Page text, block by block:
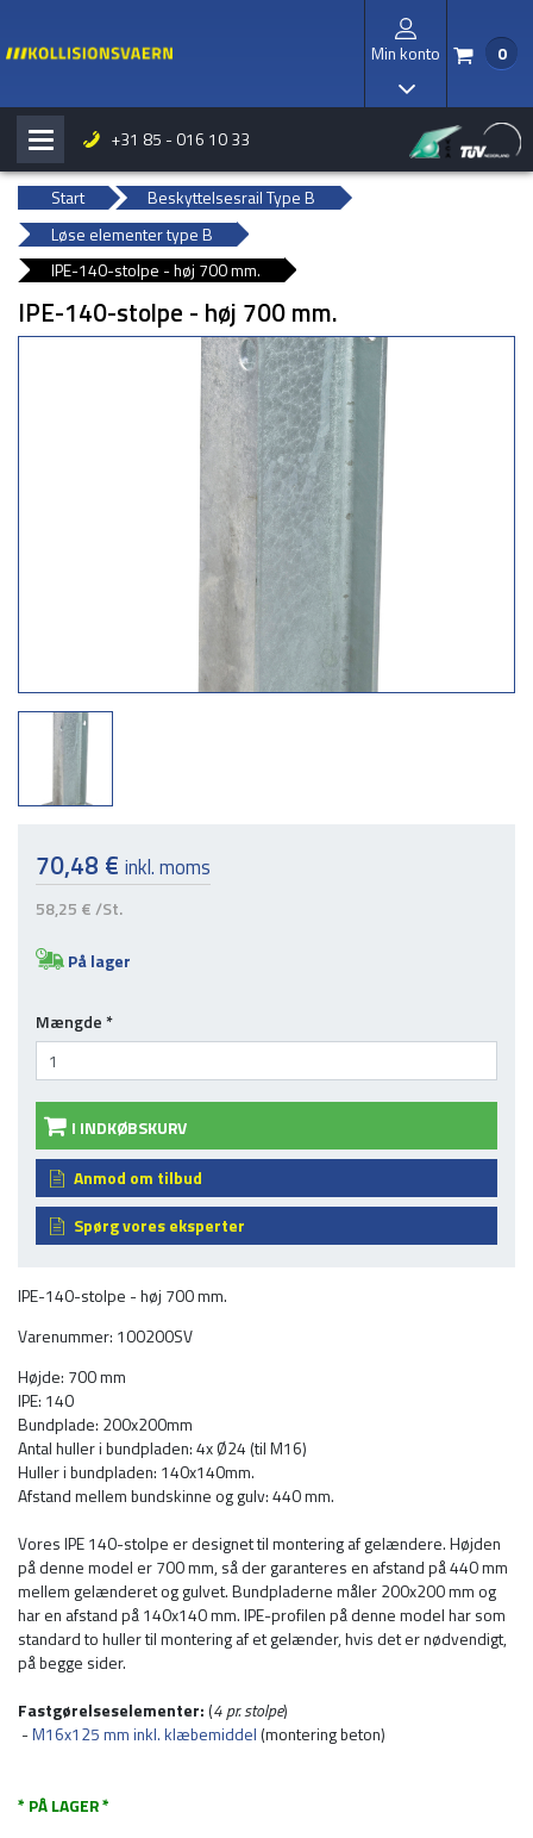
Min konto
I
/ 0
H b +31 85 - 016 10 33
Start
Beskyttelsesrail Type B
Løse elementer type B
IPE-140-stolpe - høj 700 mm.
IPE-140-stolpe - høj 700 mm.
IPE-140-stolpe - høj 700 mm.
Varenummer: 100200SV
Højde: 700 mm
IPE: 140
Bundplade: 200x200mm
Antal huller i bundpladen: 4x Ø24 (til M16)
Huller i bundpladen: 140x140mm.
Afstand mellem bundskinne og gulv: 440 mm.
Vores IPE 140-stolpe er designet til montering af gelændere. Højden
på denne model er 700 mm, så der garanteres en afstand på 440 mm
mellem gelænderet og gulvet. Bundpladerne måler 200x200 mm og
har en afstand på 140x140 mm. IPE-profilen på denne model har som
standard to huller til montering af et gelænder, hvis det er nødvendigt,
på begge sider.
Fastgørelseselementer: (4 pr. stolpe)
-M16x125 mm inkl. klæbemiddel (montering beton)
* PÅ LAGER *
70,48 € inkl. moms
58,25 €/St.
På lager
Mængde*
I INDKØBSKURV
Anmod om tilbud
Spørg vores eksperter